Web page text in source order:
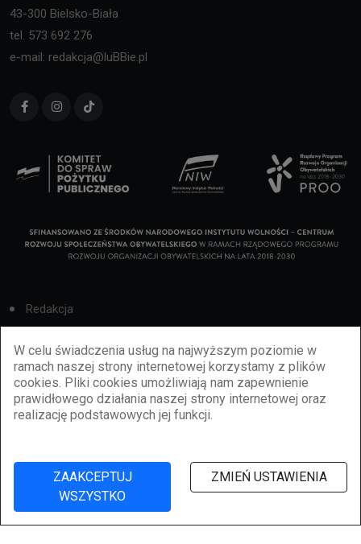
W celu świadczenia usług na najwyższym poziomie w
ramach naszej strony internetowej korzystamy z plików
cookies. Pliki cookies umożliwiają nam zapewnienie
prawidłowego działania naszej strony internetowej oraz
realizację podstawowych jej funkcji.
ZAAKCEPTUJ
WSZYSTKO
ZMIEŃ USTAWIENIA
43-300 Bielsko-Biała
tel. 573 692 276
e-mail: redakcja@luBBie.pl
Redakcja
Cookies
Reklama
BBiletomania